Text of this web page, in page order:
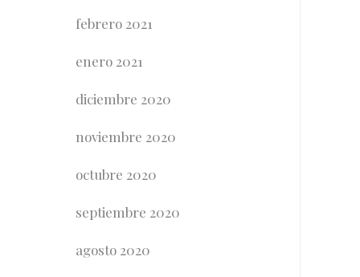
febrero 2021
enero 2021
diciembre 2020
noviembre 2020
octubre 2020
septiembre 2020
agosto 2020